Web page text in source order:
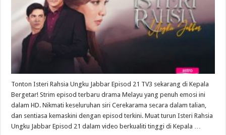
Tonton Isteri Rahsia Ungku Jabbar Episod 21 TV3 sekarang di Kepala
Bergetar! Strim episod terbaru drama Melayu yang penuh emosi ini
dalam HD. Nikmati keseluruhan siri Cerekarama secara dalam talian,
dan sentiasa kemaskini dengan episod terkini. Muat turun Isteri Rahsia
Ungku Jabbar Episod 21 dalam video berkualiti tinggi di Kepala …